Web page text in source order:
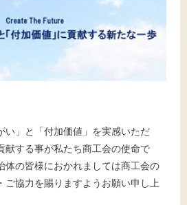
い」と「付加価値」を実感いただ
献する事が私たち商工会の使命で
体の皆様におかれましては商工会の
ご協力を賜りますようお願い申し上